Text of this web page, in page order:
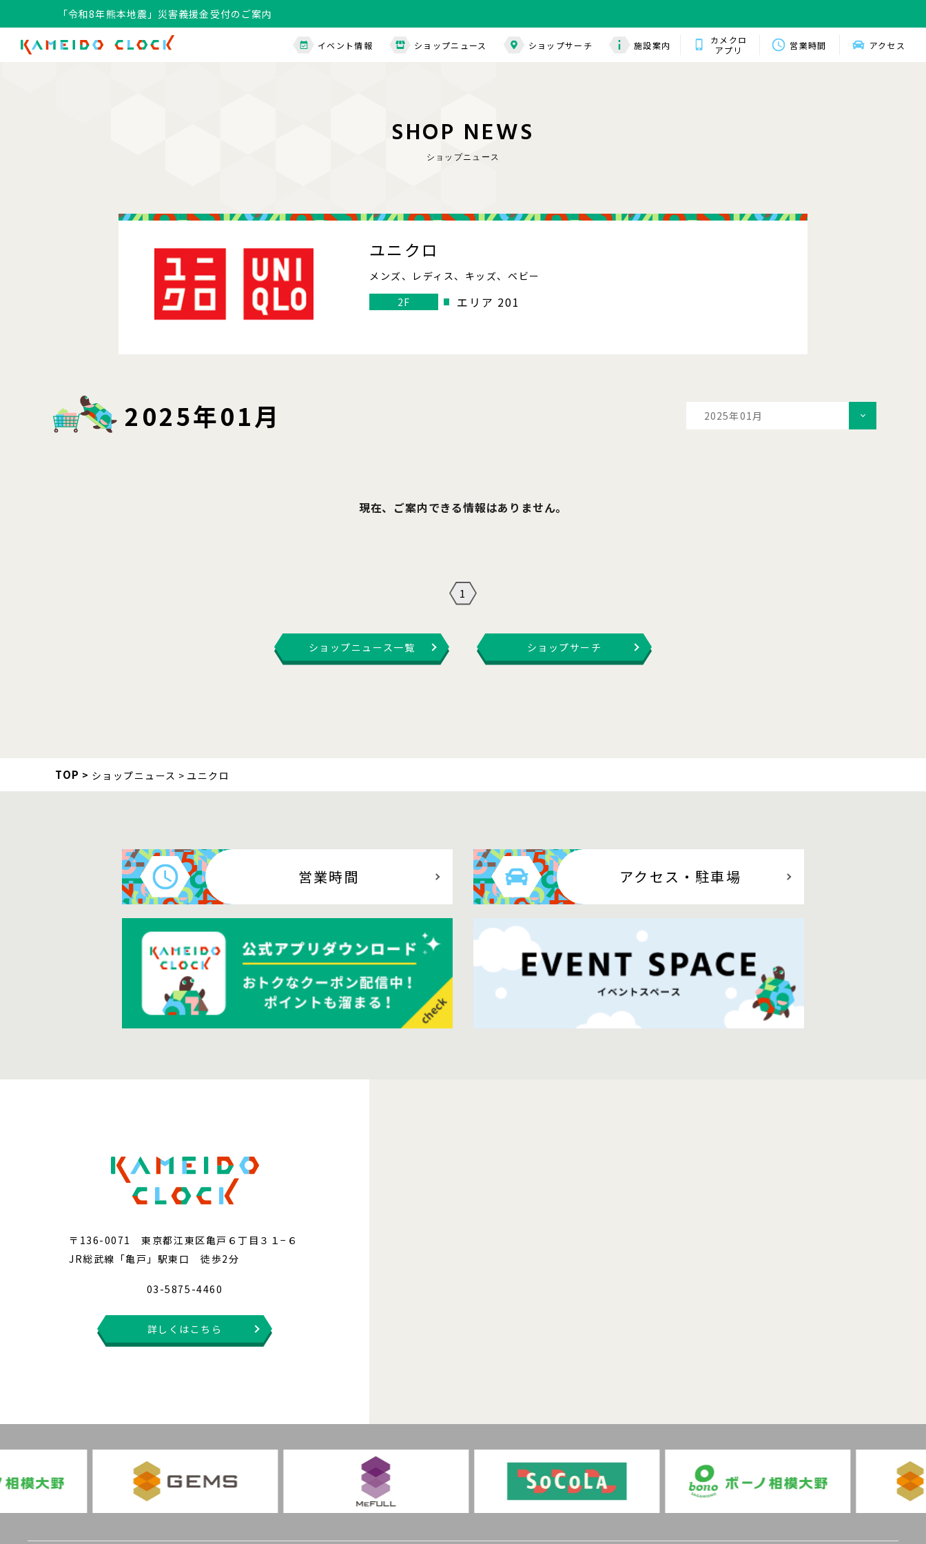
「令和8年熊本地震」災害義援金受付のご案内
イベント情報 ショップニュース ショップサーチ 施設案内
カメクロ
アプリ
営業時間 アクセス
SHOP NEWS
ショップニュース
ユニクロ
メンズ、レディス、キッズ、ベビー
2F
エリア 201
2025年01月
2025年01月
現在、ご案内できる情報はありません。
1
ショップニュース一覧 ショップサーチ
TOP ショップニュース ユニクロ
営業時間 アクセス ・駐車場
〒136-0071 東京都江東区亀戸６丁目３１−６
JR総武線「亀戸」駅東口 徒歩2分
03-5875-4460
詳しくはこちら